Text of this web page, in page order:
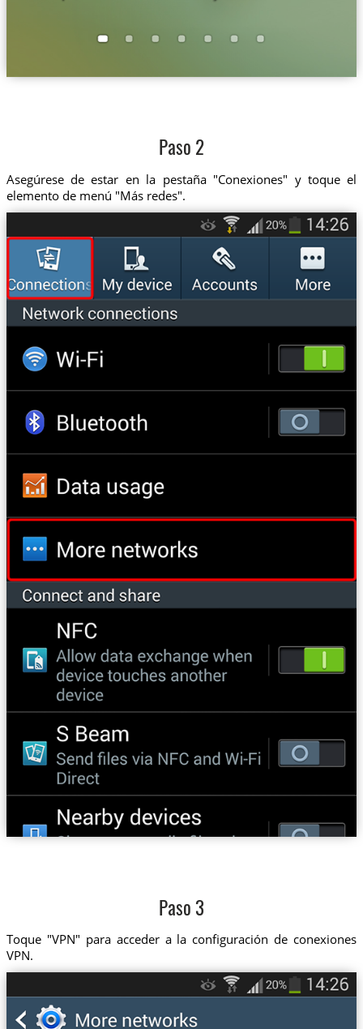
Paso 2
Asegúrese de estar en la pestaña "Conexiones" y toque el
elemento de menú "Más redes".
Paso 3
Toque "VPN" para acceder a la configuración de conexiones
VPN.